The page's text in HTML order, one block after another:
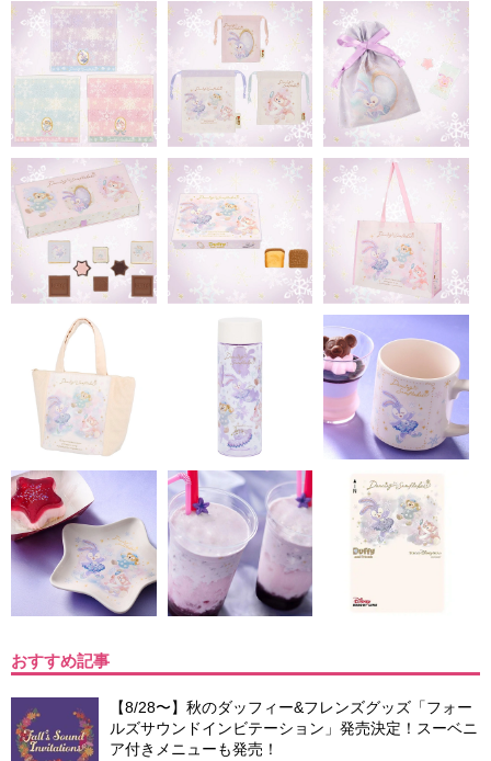
おすすめ記事
【8/28〜】秋のダッフィー&フレンズグッズ「フォー
ルズサウンドインビテーション」発売決定！スーベニ
ア付きメニューも発売！